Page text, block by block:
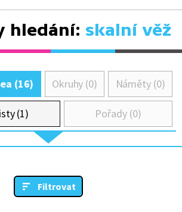
hledání: skalní věž
(16) Okruhy (0) Náměty (0)
(1) Pořady (0)
Filtrovat